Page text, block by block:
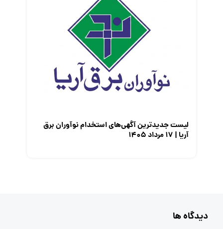
لیست جدیدترین آگهی‌های استخدام نوآوران برق
آریا | ۱۷ مرداد ۱۴۰۵
دیدگاه ها